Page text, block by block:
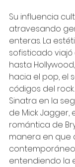
Su influencia
atravesando
enteras. La
sofisticado viajó
hasta
hacia el pop, el
códigos del
Sinatra en la
de Mick
romántica de
manera en que
entendiendo la